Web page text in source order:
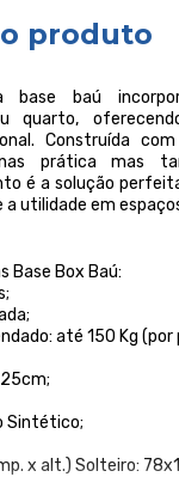
produto
base baú
quarto,
Construída
prática mas
é a solução
utilidade em
Base Box Baú:
até 150 Kg (por
Sintético;
x alt.) Solteiro: